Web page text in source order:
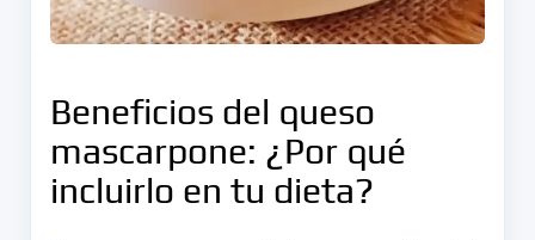
Beneficios del queso
mascarpone: ¿Por qué
incluirlo en tu dieta?